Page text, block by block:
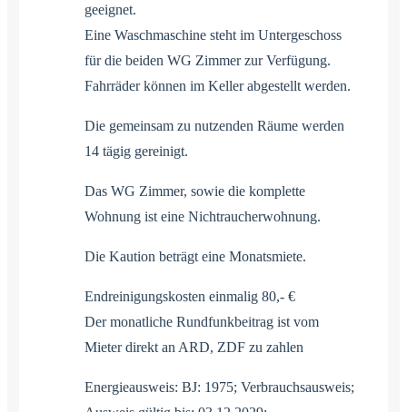
geeignet.
Eine Waschmaschine steht im Untergeschoss
für die beiden WG Zimmer zur Verfügung.
Fahrräder können im Keller abgestellt werden.
Die gemeinsam zu nutzenden Räume werden
14 tägig gereinigt.
Das WG Zimmer, sowie die komplette
Wohnung ist eine Nichtraucherwohnung.
Die Kaution beträgt eine Monatsmiete.
Endreinigungskosten einmalig 80,- €
Der monatliche Rundfunkbeitrag ist vom
Mieter direkt an ARD, ZDF zu zahlen
Energieausweis: BJ: 1975; Verbrauchsausweis;